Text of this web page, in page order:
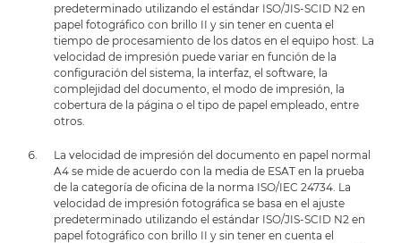
predeterminado utilizando el estándar ISO/JIS-SCID N2 en
papel fotográfico con brillo II y sin tener en cuenta el
tiempo de procesamiento de los datos en el equipo host. La
velocidad de impresión puede variar en función de la
configuración del sistema, la interfaz, el software, la
complejidad del documento, el modo de impresión, la
cobertura de la página o el tipo de papel empleado, entre
otros.
La velocidad de impresión del documento en papel normal
A4 se mide de acuerdo con la media de ESAT en la prueba
de la categoría de oficina de la norma ISO/IEC 24734. La
velocidad de impresión fotográfica se basa en el ajuste
predeterminado utilizando el estándar ISO/JIS-SCID N2 en
papel fotográfico con brillo II y sin tener en cuenta el